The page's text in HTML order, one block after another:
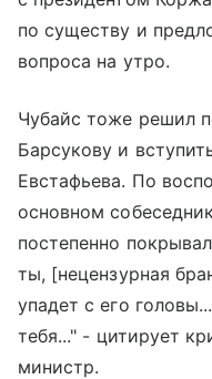
по существу и
вопроса на утро.
Чубайс тоже решил
Барсукову и
Евстафьева. По
основном
постепенно
ты, [нецензурная
упадет с его
тебя..." - цитирует
министр.